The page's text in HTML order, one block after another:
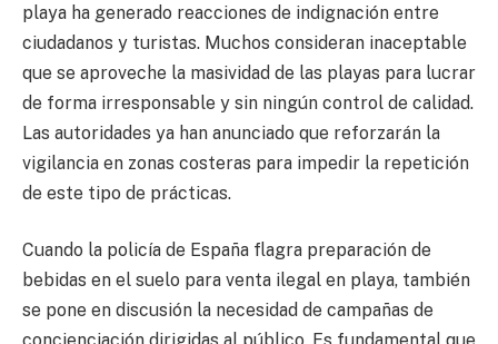
playa ha generado reacciones de indignación entre
ciudadanos y turistas. Muchos consideran inaceptable
que se aproveche la masividad de las playas para lucrar
de forma irresponsable y sin ningún control de calidad.
Las autoridades ya han anunciado que reforzarán la
vigilancia en zonas costeras para impedir la repetición
de este tipo de prácticas.
Cuando la policía de España flagra preparación de
bebidas en el suelo para venta ilegal en playa, también
se pone en discusión la necesidad de campañas de